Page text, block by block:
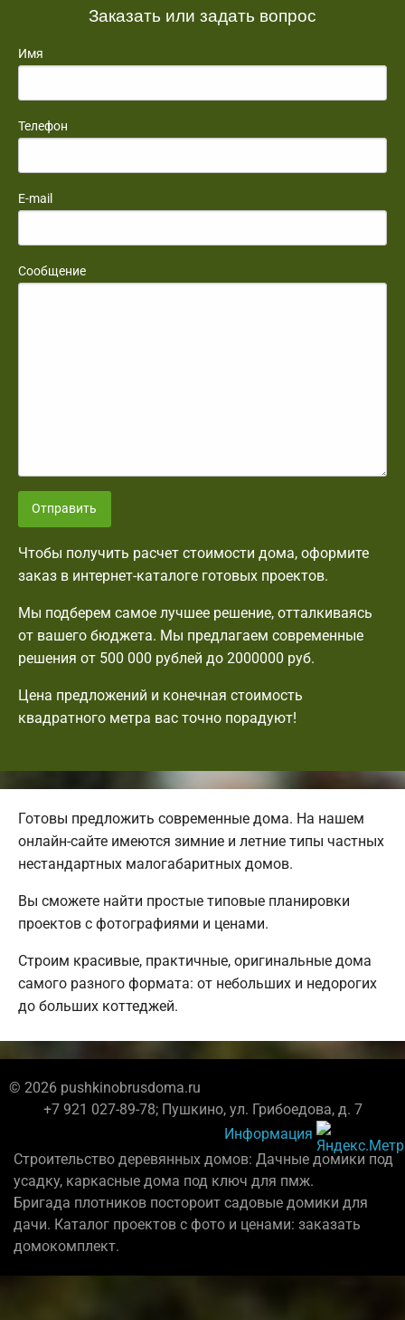
Заказать или задать вопрос
Имя
Телефон
E-mail
Сообщение
Отправить
Чтобы получить расчет стоимости дома, оформите
заказ в интернет-каталоге готовых проектов.
Мы подберем самое лучшее решение, отталкиваясь
от вашего бюджета. Мы предлагаем современные
решения от 500 000 рублей до 2000000 руб.
Цена предложений и конечная стоимость
квадратного метра вас точно порадуют!
Готовы предложить современные дома. На нашем
онлайн-сайте имеются зимние и летние типы частных
нестандартных малогабаритных домов.
Вы сможете найти простые типовые планировки
проектов с фотографиями и ценами.
Строим красивые, практичные, оригинальные дома
самого разного формата: от небольших и недорогих
до больших коттеджей.
© 2026 pushkinobrusdoma.ru
+7 921 027-89-78; Пушкино, ул. Грибоедова, д. 7
Информация
Строительство деревянных домов: Дачные домики под
усадку, каркасные дома под ключ для пмж.
Бригада плотников постороит садовые домики для
дачи. Каталог проектов с фото и ценами: заказать
домокомплект.